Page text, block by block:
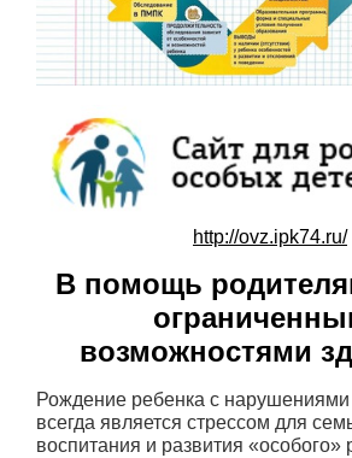
http://ovz.ipk74.ru/
В помощь
возможностями
Рождение ребенка с нарушениями
всегда является стрессом для
воспитания и развития «особого»